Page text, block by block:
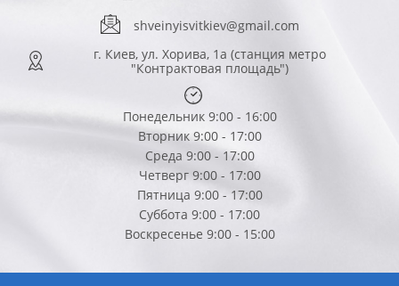
shveinyisvitkiev@gmail.com
г. Киев, ул. Хорива, 1а (станция метро
"Контрактовая площадь")
Понедельник 9:00 - 16:00
Вторник 9:00 - 17:00
Среда 9:00 - 17:00
Четверг 9:00 - 17:00
Пятница 9:00 - 17:00
Суббота 9:00 - 17:00
Воскресенье 9:00 - 15:00